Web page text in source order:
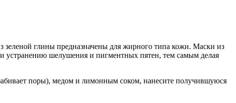
глины предназначены для жирного типа кожи. Маски из
устранению шелушения и пигментных пятен, тем самым делая
поры), медом и лимонным соком, нанесите получившуюся